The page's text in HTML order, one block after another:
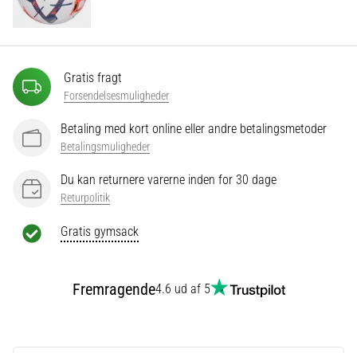
Vis
alle
artikler
Gratis fragt
Forsendelsesmuligheder
Betaling med kort online eller andre betalingsmetoder
Betalingsmuligheder
Du kan returnere varerne inden for 30 dage
Returpolitik
Gratis gymsack
Fremragende4.6 ud af 5